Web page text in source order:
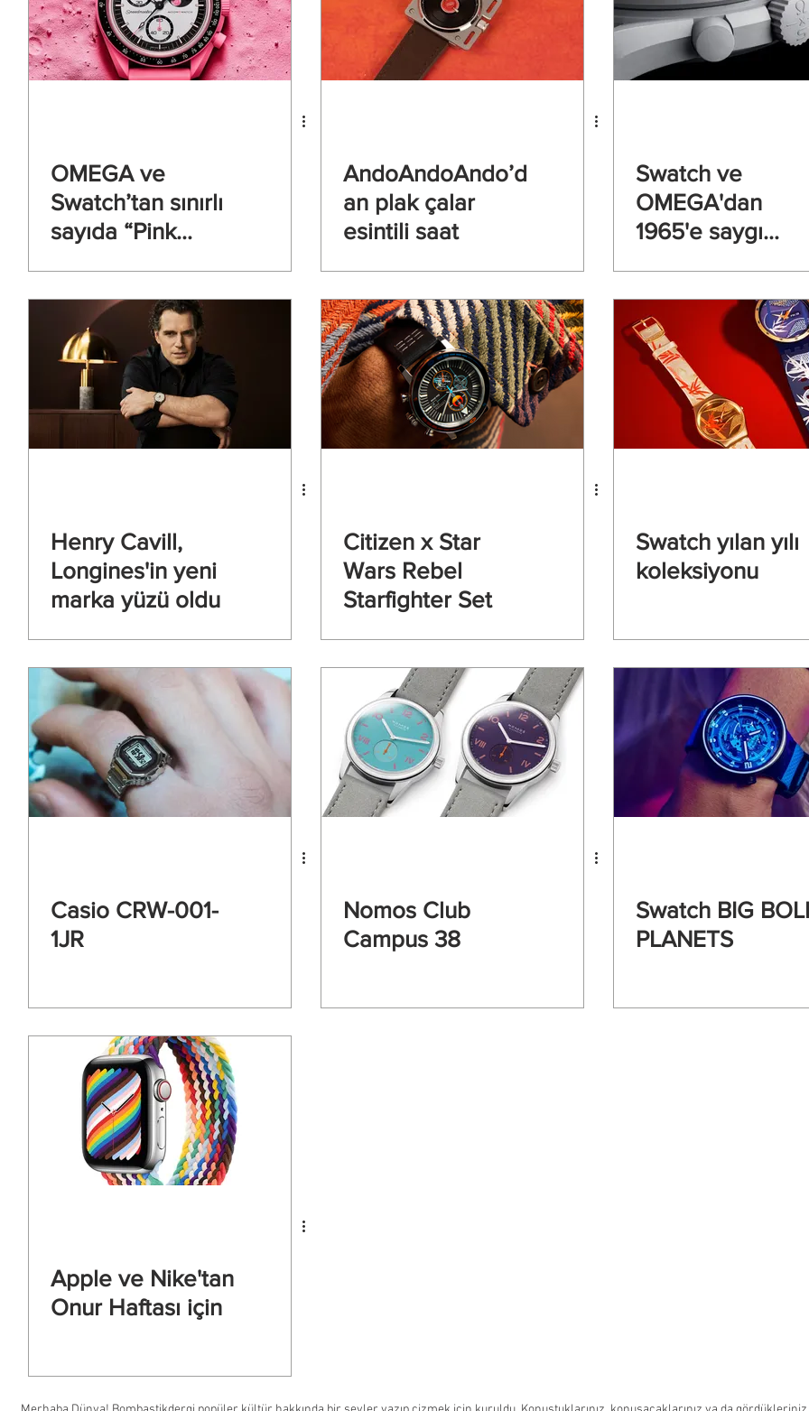
OMEGA ve
Swatch’tan sınırlı
sayıda “Pink
AndoAndoAndo’d
an plak çalar
esintili saat
Swatch ve
OMEGA'dan
1965'e saygı
tanıtıldı.
Henry Cavill,
Longines'in yeni
marka yüzü oldu
Citizen x Star
Wars Rebel
Starfighter Set
Swatch yılan yılı
koleksiyonu
Casio CRW-001-
1JR
Nomos Club
Campus 38
Swatch BIG
PLANETS
Apple ve Nike'tan
Onur Haftası için